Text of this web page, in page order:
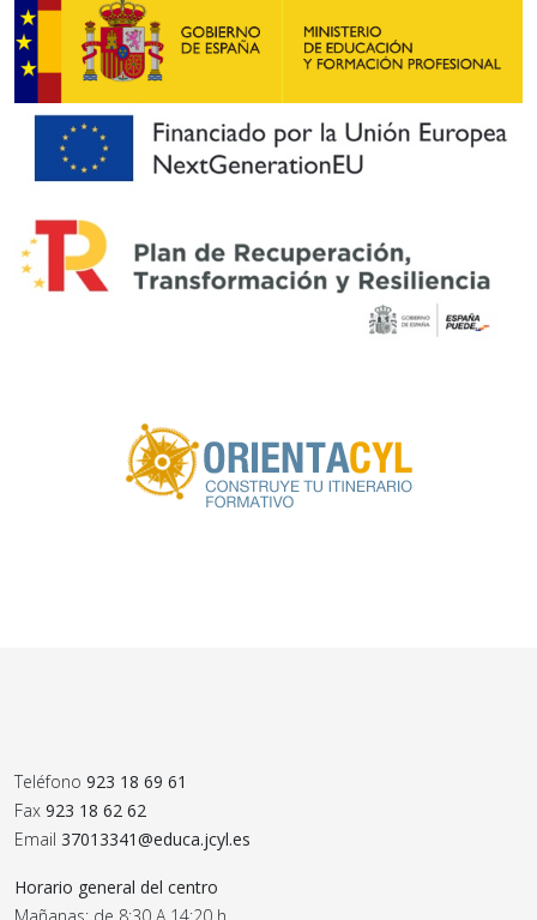
Teléfono 923 18 69 61
Fax 923 18 62 62
Email 37013341@educa.jcyl.es
Horario general del centro